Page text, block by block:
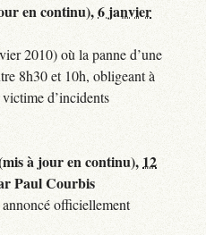
en continu),6 janvier
2010) où la panne d’une
8h30 et 10h, obligeant à
d’incidents
à jour en continu), 12
Paul Courbis
officiellement